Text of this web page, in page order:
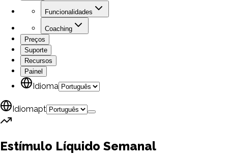
Funcionalidades
Coaching
Preços
Suporte
Recursos
Painel
Idioma
Idiomapt
Estímulo Líquido Semanal